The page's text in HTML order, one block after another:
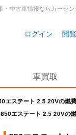
ログイン 閲
車買取
エステート 2.5 20Vの燃費
850エステート 2.5 20Vの
中古車情報ならカーセン